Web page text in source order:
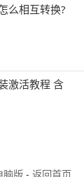
么相互转换?
激活教程 含